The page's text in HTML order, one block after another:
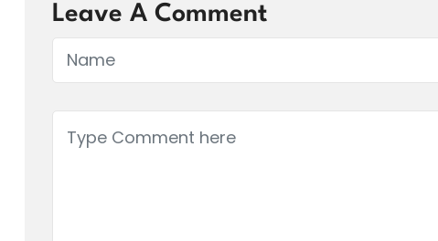
Leave A Comment